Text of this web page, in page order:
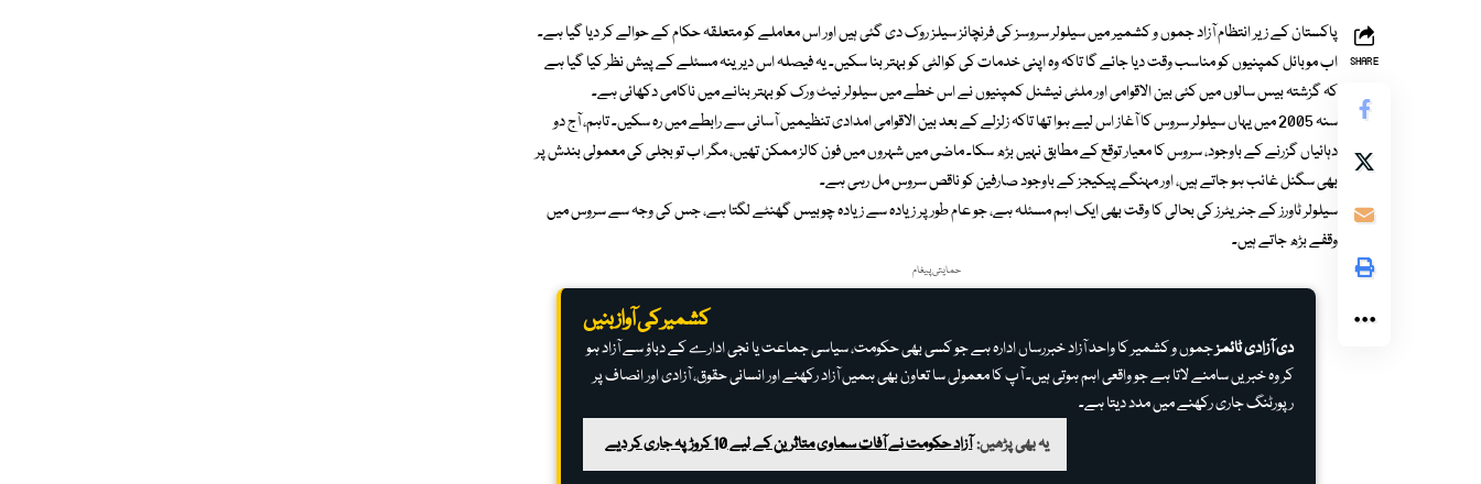
SHARE
پاکستان کے زیر انتظام آزاد جموں و کشمیر میں سیلولر سروسز کی فرنچائز سیلز روک دی گئی ہیں اور اس معاملے کو متعلقہ حکام کے حوالے کر دیا گیا ہے۔
اب موبائل کمپنیوں کو مناسب وقت دیا جائے گا تاکہ وہ اپنی خدمات کی کوالٹی کو بہتر بنا سکیں۔ یہ فیصلہ اس دیرینہ مسئلے کے پیش نظر کیا گیا ہے
کہ گزشتہ بیس سالوں میں کئی بین الاقوامی اور ملٹی نیشنل کمپنیوں نے اس خطے میں سیلولر نیٹ ورک کو بہتر بنانے میں ناکامی دکھائی ہے۔
سنہ 2005 میں یہاں سیلولر سروس کا آغاز اس لیے ہوا تھا تاکہ زلزلے کے بعد بین الاقوامی امدادی تنظیمیں آسانی سے رابطے میں رہ سکیں۔ تاہم، آج دو
دہائیاں گزرنے کے باوجود، سروس کا معیار توقع کے مطابق نہیں بڑھ سکا۔ ماضی میں شہروں میں فون کالز ممکن تھیں، مگر اب تو بجلی کی معمولی بندش پر
بھی سگنل غائب ہو جاتے ہیں، اور مہنگے پیکیجز کے باوجود صارفین کو ناقص سروس مل رہی ہے۔
سیلولر ٹاورز کے جنریٹرز کی بحالی کا وقت بھی ایک اہم مسئلہ ہے، جو عام طور پر زیادہ سے زیادہ چوبیس گھنٹے لگتا ہے، جس کی وجہ سے سروس میں
وقفے بڑھ جاتے ہیں۔
حمایتی پیغام
کشمیر کی آواز بنیں
دی آزادی ٹائمزجموں و کشمیر کا واحد آزاد خبررساں ادارہ ہے جو کسی بھی حکومت، سیاسی جماعت یا نجی ادارے کے دباؤ سے آزاد ہو
کر وہ خبریں سامنے لاتا ہے جو واقعی اہم ہوتی ہیں۔ آپ کا معمولی سا تعاون بھی ہمیں آزاد رکھنے اور انسانی حقوق، آزادی اور انصاف پر
رپورٹنگ جاری رکھنے میں مدد دیتا ہے۔
یہ بھی پڑھیں:آزاد حکومت نے آفات سماوی متاثرین کے لیے 10 کروڑ پہ جاری کر دیے